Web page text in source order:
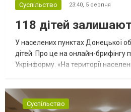
Суспільство 23:40, 5 серпня
118 дітей
У населених пунктах Донецької
дітей. Про це на онлайн-
Укрінформу. «На території
Суспільство